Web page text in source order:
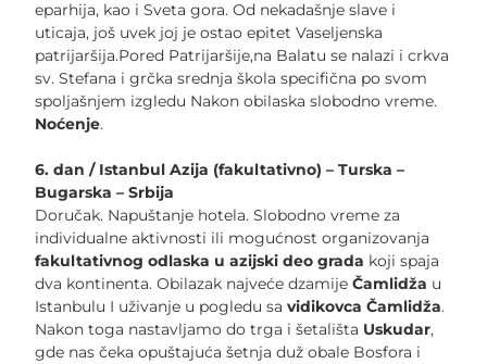
eparhija, kao i Sveta gora. Od nekadašnje slave i
uticaja, još uvek joj je ostao epitet Vaseljenska
patrijaršija.Pored Patrijaršije,na Balatu se nalazi i crkva
sv. Stefana i grčka srednja škola specifična po svom
spoljašnjem izgledu Nakon obilaska slobodno vreme.
Noćenje.
6. dan / Istanbul Azija (fakultativno) – Turska –
Bugarska – Srbija
Doručak. Napuštanje hotela. Slobodno vreme za
individualne aktivnosti ili mogućnost organizovanja
fakultativnog odlaska u azijski deo grada koji spaja
dva kontinenta. Obilazak najveće dzamije Čamlidža u
Istanbulu I uživanje u pogledu sa vidikovca Čamlidža.
Nakon toga nastavljamo do trga i šetališta Uskudar,
gde nas čeka opuštajuća šetnja duž obale Bosfora i